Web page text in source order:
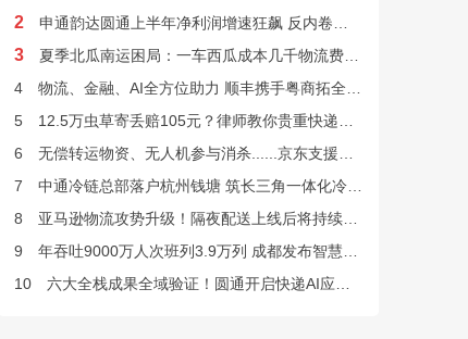
2 申通韵达圆通上半年净利润增速狂飙 反内卷效果显现
3
夏季北瓜南运困局：一车西瓜成本几千物流费上万谁来解？
4
物流、金融、AI全方位助力 顺丰携手粤商拓全球市场
5
12.5万虫草寄丢赔105元？律师教你贵重快递丢失如何维权
6
无偿转运物资、无人机参与消杀......京东支援广西灾后重建
7
中通冷链总部落户杭州钱塘 筑长三角一体化冷链中枢基地
8
亚马逊物流攻势升级！隔夜配送上线后将持续挤压快递巨头
9
年吞吐9000万人次班列3.9万列 成都发布智慧物流“双清单”
10
六大全栈成果全域验证！圆通开启快递AI应用规模化落地